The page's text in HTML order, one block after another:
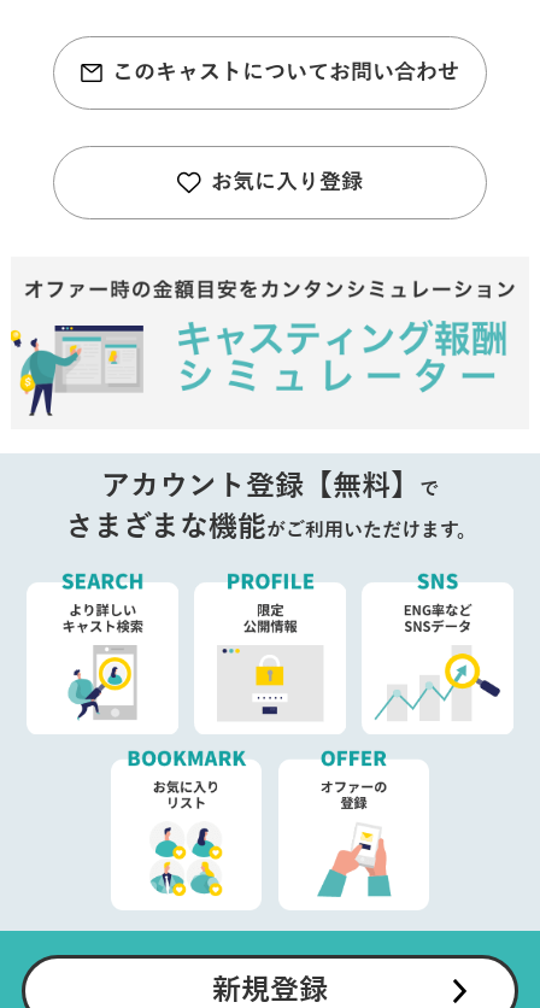
このキャストについてお問い合わせ
お気に入り登録
アカウント登録【無料】 で
さまざまな機能がご利用いただけます。
新規登録